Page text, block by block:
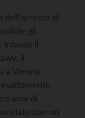
dell’arresto di
gli
Intanto il
il
a Vienna,
anni di
con un